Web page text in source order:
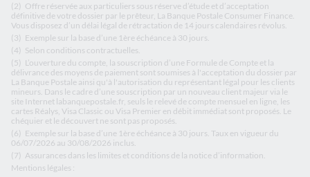
(2) Offre réservée aux particuliers sous réserve d’étude et d’acceptation
définitive de votre dossier par le prêteur, La Banque Postale Consumer Finance.
Vous disposez d’un délai légal de rétractation de 14 jours calendaires révolus.
(3) Exemple sur la base d’une 1ère échéance à 30 jours.
(4) Selon conditions contractuelles.
(5) L’ouverture du compte, la souscription d’une Formule de Compte et la
délivrance des moyens de paiement sont soumises à l'acceptation du dossier par
La Banque Postale ainsi qu'à l'autorisation du représentant légal pour les clients
mineurs. Dans le cadre d’une souscription par un nouveau client majeur via le
site Internet labanquepostale.fr, seuls le relevé de compte mensuel en ligne, les
cartes Réalys, Visa Classic ou Visa Premier en débit immédiat sont proposés. Le
chéquier et le découvert ne sont pas proposés.
(6) Exemple sur la base d’une 1ère échéance à 30 jours. Taux en vigueur du
06/07/2026 au 30/08/2026 inclus.
(7) Assurances dans les limites et conditions de la notice d’information.
Mentions légales :